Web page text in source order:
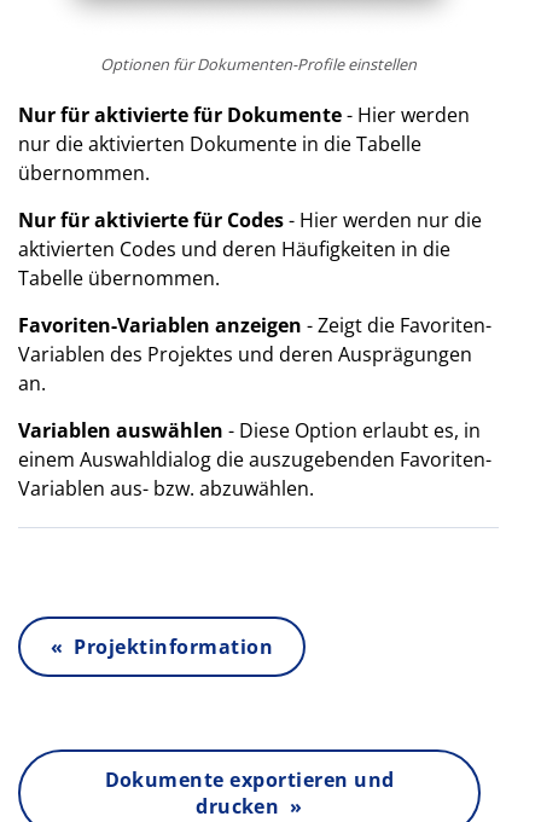
Optionen für Dokumenten-Profile einstellen
Nur für aktivierte für Dokumente- Hier werden
nur die aktivierten Dokumente in die Tabelle
übernommen.
Nur für aktivierte für Codes- Hier werden nur die
aktivierten Codes und deren Häufigkeiten in die
Tabelle übernommen.
Favoriten-Variablen anzeigen - Zeigt die Favoriten-
Variablen des Projektes und deren Ausprägungen
an.
Variablen auswählen - Diese Option erlaubt es, in
einem Auswahldialog die auszugebenden Favoriten-
Variablen aus- bzw. abzuwählen.
« Projektinformation
Dokumente exportieren und
drucken »